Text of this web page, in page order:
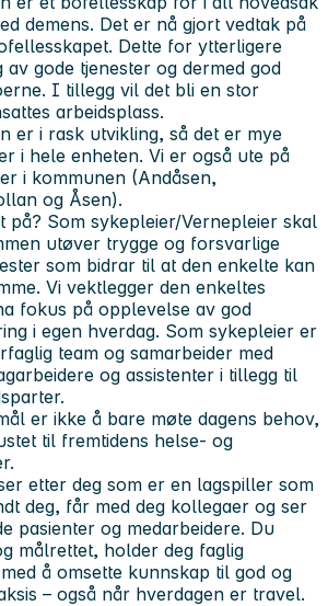
demens. Det er nå gjort vedtak på
Dette for ytterligere
av gode tjenester og dermed god
I tillegg vil det bli en stor
arbeidsplass.
er i rask utvikling, så det er mye
i hele enheten. Vi er også ute på
i kommunen (Andåsen,
og Åsen).
på? Som sykepleier/Vernepleier skal
utøver trygge og forsvarlige
som bidrar til at den enkelte kan
Vi vektlegger den enkeltes
fokus på opplevelse av god
i egen hverdag. Som sykepleier er
team og samarbeider med
og assistenter i tillegg til
er ikke å bare møte dagens behov,
til fremtidens helse- og
etter deg som er en lagspiller som
deg, får med deg kollegaer og ser
pasienter og medarbeidere. Du
målrettet, holder deg faglig
å omsette kunnskap til god og
– også når hverdagen er travel.